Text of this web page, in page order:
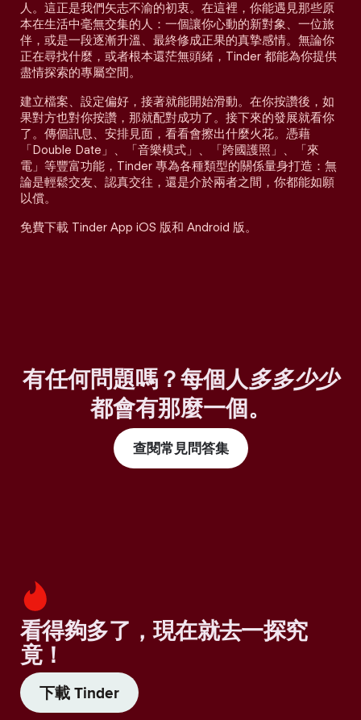
人。這正是我們矢志不渝的初衷。在這裡，你能遇見那些原
本在生活中毫無交集的人：一個讓你心動的新對象、一位旅
伴，或是一段逐漸升溫、最終修成正果的真摯感情。無論你
正在尋找什麼，或者根本還茫無頭緒，Tinder 都能為你提供
盡情探索的專屬空間。
建立檔案、設定偏好，接著就能開始滑動。在你按讚後，如
果對方也對你按讚，那就配對成功了。接下來的發展就看你
了。傳個訊息、安排見面，看看會擦出什麼火花。憑藉
「Double Date」、「音樂模式」、「跨國護照」、「來
電」等豐富功能，Tinder 專為各種類型的關係量身打造：無
論是輕鬆交友、認真交往，還是介於兩者之間，你都能如願
以償。
免費下載 Tinder App iOS 版和 Android 版。
有任何問題嗎？每個人多多少少
都會有那麼一個。
查閱常見問答集
看得夠多了，現在就去一探究
竟！
下載 Tinder